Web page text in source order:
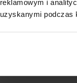
reklamowym i
uzyskanymi podczas